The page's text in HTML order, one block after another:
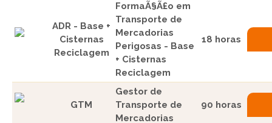
ADR - Base +
Cisternas
Reciclagem
FormaÃ§Ã£o em
Transporte de
Mercadorias
Perigosas - Base
+ Cisternas
Reciclagem
18 horas
GTM
Gestor de
Transporte de
Mercadorias
90 horas